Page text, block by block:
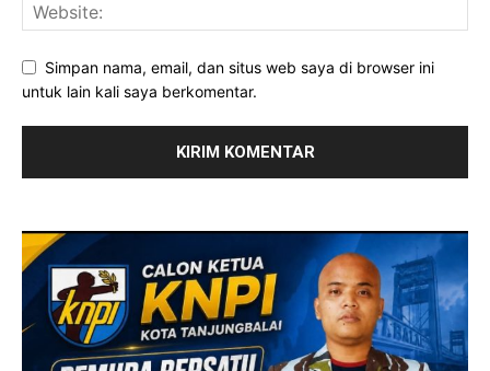
Simpan nama, email, dan situs web saya di browser ini
untuk lain kali saya berkomentar.